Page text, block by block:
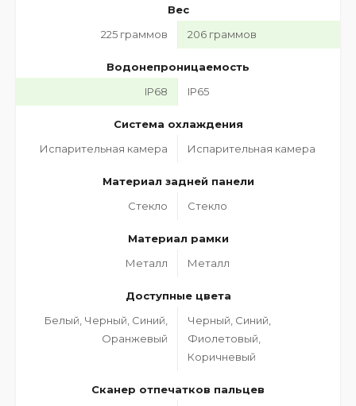
Вес
225 граммов
206 граммов
Водонепроницаемость
IP68
IP65
Система охлаждения
Испарительная камера
Испарительная камера
Материал задней панели
Стекло
Стекло
Материал рамки
Металл
Металл
Доступные цвета
Белый, Черный, Синий,
Оранжевый
Черный, Синий,
Фиолетовый,
Коричневый
Сканер отпечатков пальцев